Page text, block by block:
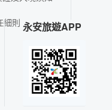
細則 永安旅遊APP